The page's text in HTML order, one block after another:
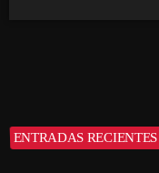
ENTRADAS RECIENTES